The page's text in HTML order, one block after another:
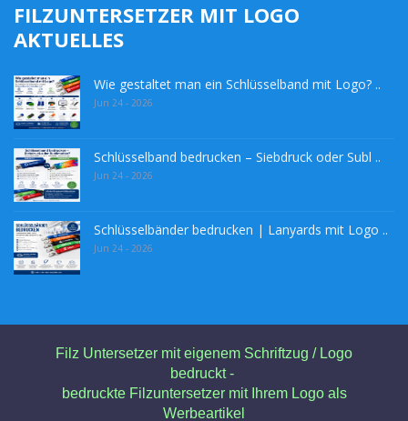
FILZUNTERSETZER MIT LOGO
AKTUELLES
Wie gestaltet man ein Schlüsselband mit Logo? ..
Jun 24 - 2026
Schlüsselband bedrucken – Siebdruck oder Subl ..
Jun 24 - 2026
Schlüsselbänder bedrucken | Lanyards mit Logo ..
Jun 24 - 2026
Filz Untersetzer mit eigenem Schriftzug / Logo
bedruckt -
bedruckte Filzuntersetzer mit Ihrem Logo als
Werbeartikel